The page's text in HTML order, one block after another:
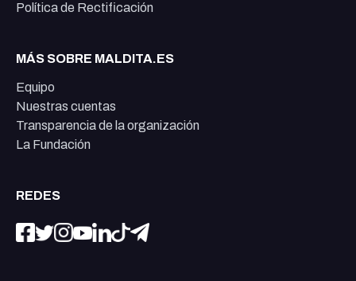
Política de Rectificación
MÁS SOBRE MALDITA.ES
Equipo
Nuestras cuentas
Transparencia de la organización
La Fundación
REDES